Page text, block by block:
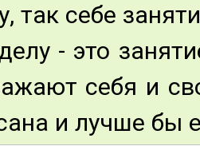
так себе
- это
себя и
и лучше бы